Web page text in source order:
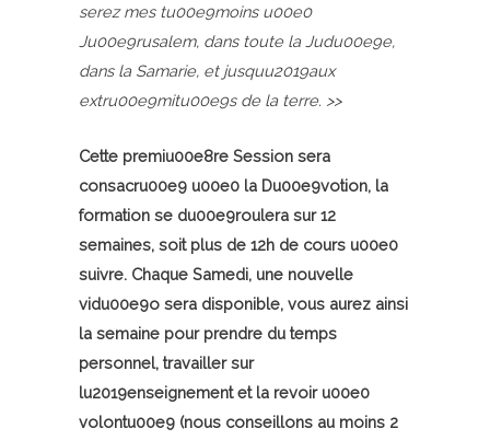
serez mes tu00e9moins u00e0
Ju00e9rusalem, dans toute la Judu00e9e,
dans la Samarie, et jusquu2019aux
extru00e9mitu00e9s de la terre. >>
Cette premiu00e8re Session sera
consacru00e9 u00e0 la Du00e9votion, la
formation se du00e9roulera sur 12
semaines, soit plus de 12h de cours u00e0
suivre. Chaque Samedi, une nouvelle
vidu00e9o sera disponible, vous aurez ainsi
la semaine pour prendre du temps
personnel, travailler sur
lu2019enseignement et la revoir u00e0
volontu00e9 (nous conseillons au moins 2